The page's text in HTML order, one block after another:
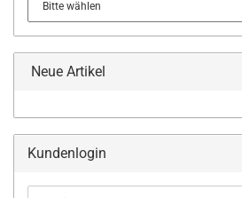
Neue Artikel
Kundenlogin